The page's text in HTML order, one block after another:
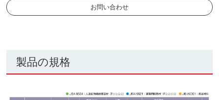
お問い合わせ
製品の規格